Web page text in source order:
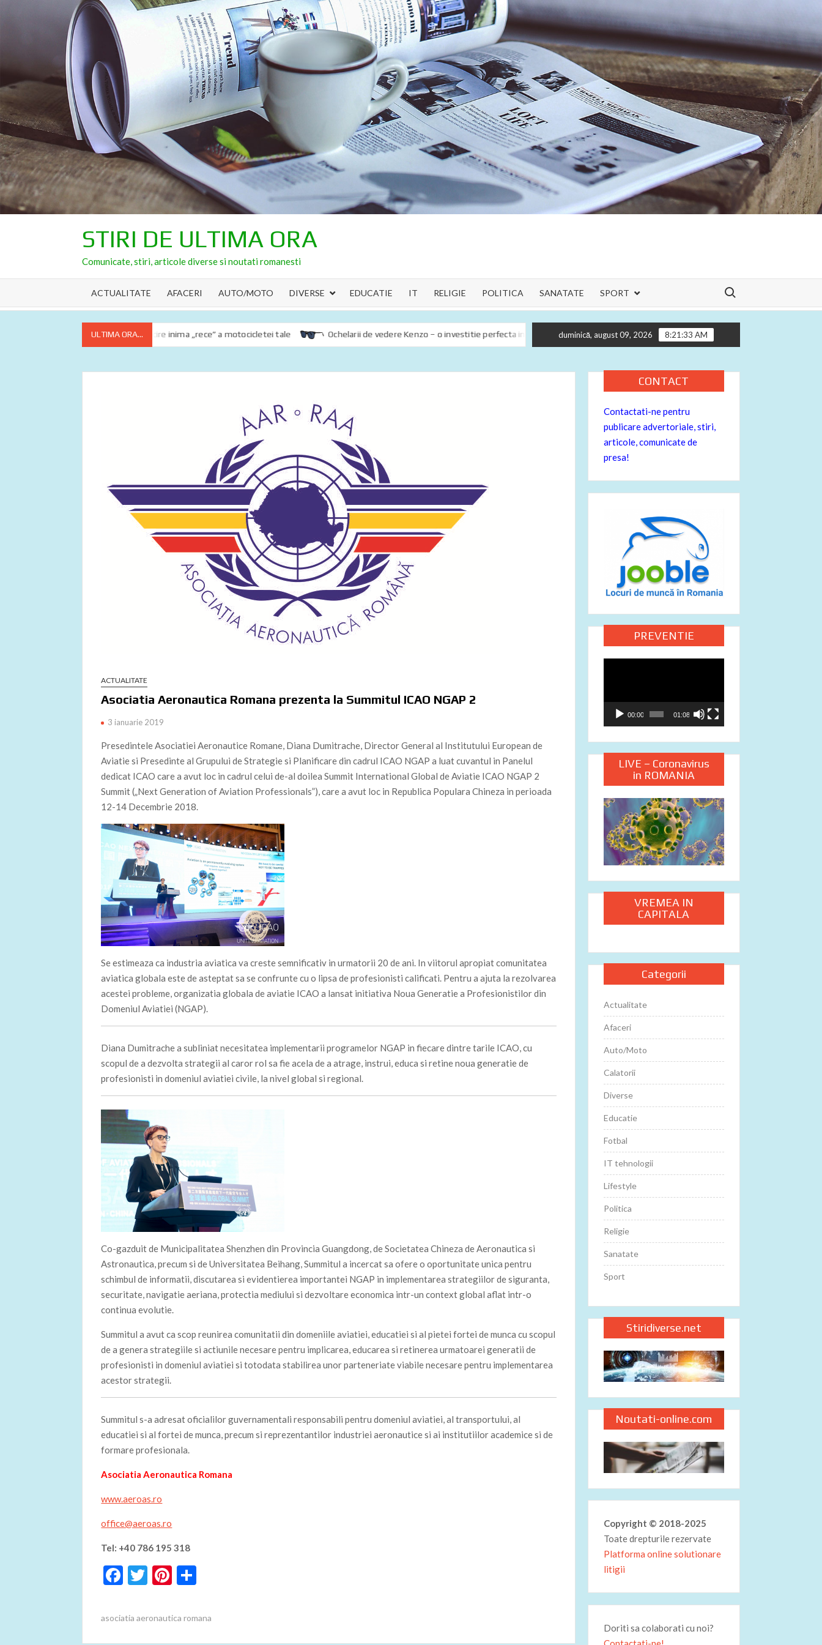
STIRI DE ULTIMA ORA
Comunicate, stiri, articole diverse si noutati romanesti
ACTUALITATE AFACERI AUTO/MOTO DIVERSE EDUCATIE IT RELIGIE POLITICA SANATATE SPORT
Search for:
ULTIMA ORA...
Lichidul de răcire inima „rece” a motocicletei tale Ochelarii de vedere Kenzo – o investitie perfecta in sanatatea ochilor tau Informatii utile pentru motocicleta ta – despre
duminică, august 09, 2026 8:21:34 AM
ACTUALITATE
Asociatia Aeronautica Romana prezenta la Summitul ICAO NGAP 2
3 ianuarie 2019
Presedintele Asociatiei Aeronautice Romane, Diana Dumitrache, Director General al Institutului European de
Aviatie si Presedinte al Grupului de Strategie si Planificare din cadrul ICAO NGAP a luat cuvantul in Panelul
dedicat ICAO care a avut loc in cadrul celui de-al doilea Summit International Global de Aviatie ICAO NGAP 2
Summit („Next Generation of Aviation Professionals”), care a avut loc in Republica Populara Chineza in perioada
12-14 Decembrie 2018.
Se estimeaza ca industria aviatica va creste semnificativ in urmatorii 20 de ani. In viitorul apropiat comunitatea
aviatica globala este de asteptat sa se confrunte cu o lipsa de profesionisti calificati. Pentru a ajuta la rezolvarea
acestei probleme, organizatia globala de aviatie ICAO a lansat initiativa Noua Generatie a Profesionistilor din
Domeniul Aviatiei (NGAP).
Diana Dumitrache a subliniat necesitatea implementarii programelor NGAP in fiecare dintre tarile ICAO, cu
scopul de a dezvolta strategii al caror rol sa fie acela de a atrage, instrui, educa si retine noua generatie de
profesionisti in domeniul aviatiei civile, la nivel global si regional.
Co-gazduit de Municipalitatea Shenzhen din Provincia Guangdong, de Societatea Chineza de Aeronautica si
Astronautica, precum si de Universitatea Beihang, Summitul a incercat sa ofere o oportunitate unica pentru
schimbul de informatii, discutarea si evidentierea importantei NGAP in implementarea strategiilor de siguranta,
securitate, navigatie aeriana, protectia mediului si dezvoltare economica intr-un context global aflat intr-o
continua evolutie.
Summitul a avut ca scop reunirea comunitatii din domeniile aviatiei, educatiei si al pietei fortei de munca cu scopul
de a genera strategiile si actiunile necesare pentru implicarea, educarea si retinerea urmatoarei generatii de
profesionisti in domeniul aviatiei si totodata stabilirea unor parteneriate viabile necesare pentru implementarea
acestor strategii.
Summitul s-a adresat oficialilor guvernamentali responsabili pentru domeniul aviatiei, al transportului, al
educatiei si al fortei de munca, precum si reprezentantilor industriei aeronautice si ai institutiilor academice si de
formare profesionala.
Asociatia Aeronautica Romana
www.aeroas.ro
office@aeroas.ro
Tel: +40 786 195 318
F
e
T
itt
Pi
er ta
asociatia aeronautica romana
CONTACT
Contactati-ne pentru
publicare advertoriale, stiri,
articole, comunicate de
presa!
PREVENTIE
00:00 01:08
LIVE – Coronavirus
in ROMANIA
VREMEA IN
CAPITALA
Categorii
Actualitate
Afaceri
Auto/Moto
Calatorii
Diverse
Educatie
Fotbal
IT tehnologii
Lifestyle
Politica
Religie
Sanatate
Sport
Stiridiverse.net
Noutati-online.com
Copyright © 2018-2025
Toate drepturile rezervate
Platforma online solutionare
litigii
Doriti sa colaborati cu noi?